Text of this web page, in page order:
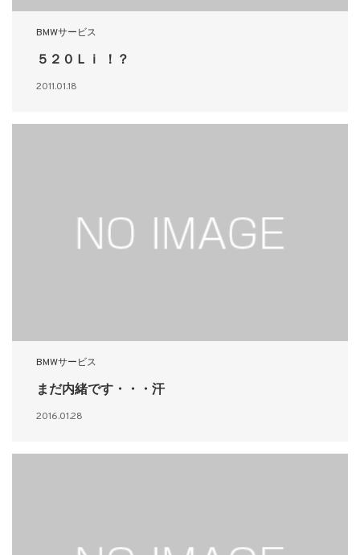
BMWサービス
５２０Ｌｉ ！？
2011.01.18
BMWサービス
まだ内緒です・・・汗
2016.01.28